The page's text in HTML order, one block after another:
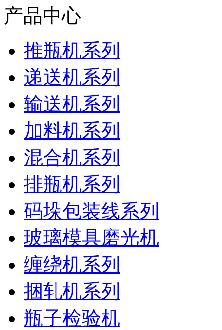
产品中心
推瓶机系列
递送机系列
输送机系列
加料机系列
混合机系列
排瓶机系列
码垛包装线系列
玻璃模具磨光机
缠绕机系列
捆轧机系列
瓶子检验机